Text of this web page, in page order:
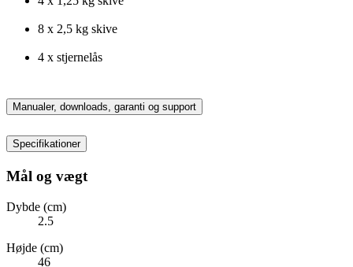
8 x 2,5 kg skive
4 x stjernelås
Manualer, downloads, garanti og support
Specifikationer
Mål og vægt
Dybde (cm)
2.5
Højde (cm)
46